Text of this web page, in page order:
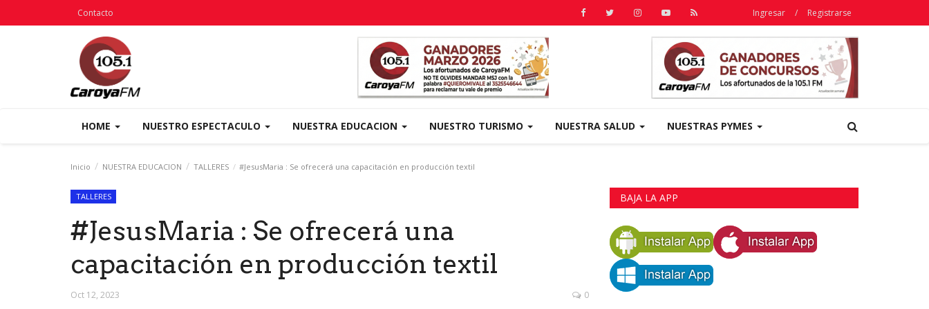
Contacto Ingresar / Registrarse
HOME NUESTRO ESPECTACULO NUESTRA EDUCACION NUESTRO TURISMO NUESTRA SALUD NUESTRAS PYMES
Inicio NUESTRA EDUCACION TALLERES #JesusMaria : Se ofrecerá una capacitación en producción textil
TALLERES
#JesusMaria : Se ofrecerá una
capacitación en producción textil
Oct 12, 2023 0
BAJA LA APP